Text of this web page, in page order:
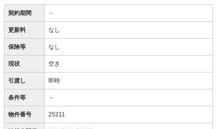
契約期間 －
更新料 なし
保険等 なし
現状 空き
引渡し 即時
条件等 －
物件番号 25211